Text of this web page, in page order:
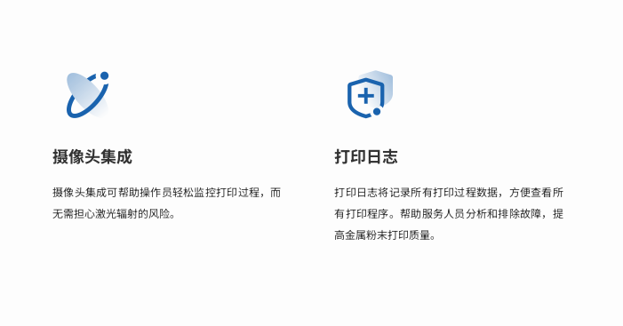
摄像头集成
摄像头集成可帮助操作员轻松监控打印过程，而
无需担心激光辐射的风险。
打印日志
打印日志将记录所有打印过程数据，方便查看所
有打印程序。帮助服务人员分析和排除故障，提
高金属粉末打印质量。